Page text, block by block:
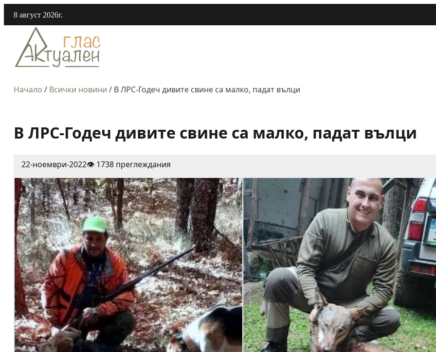
8 август 2026г.
Начало / Всички новини / В ЛРС-Годеч дивите свине са малко, падат вълци
В ЛРС-Годеч дивите свине са малко, падат вълци
22-ноември-2022👁️ 1738 преглеждания